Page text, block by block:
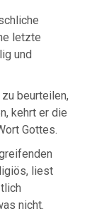
letzte
und
beurteilen,
kehrt er die
Gottes.
liest
nicht.